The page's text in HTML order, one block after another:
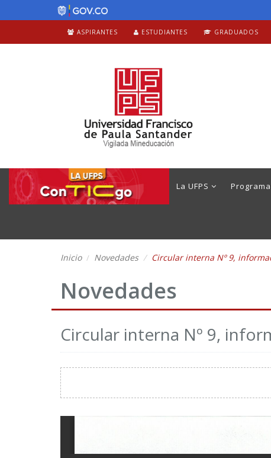
ASPIRANTES ESTUDIANTES GRADUADOS
La UFPS
Inicio Novedades Circular interna Nº 9,
Novedades
Circular interna Nº 9,